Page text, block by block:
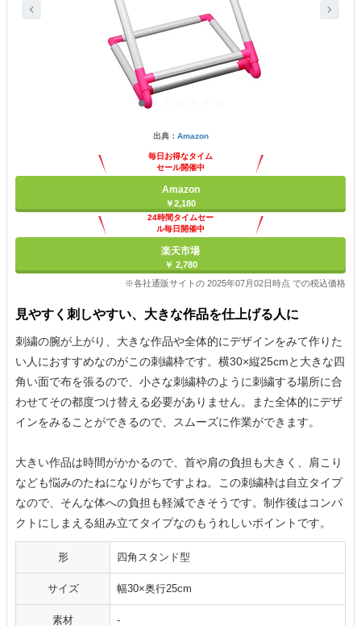
出典： Amazon
毎日お得なタイム
セール開催中
Amazon
￥2,180
24時間タイムセー
ル毎日開催中
楽天市場
￥ 2,780
※各社通販サイトの 2025年07月02日時点 での税込価格
見やすく刺しやすい、大きな作品を仕上げる人に
刺繍の腕が上がり、大きな作品や全体的にデザインをみて作りた
い人におすすめなのがこの刺繍枠です。横30×縦25cmと大きな四
角い面で布を張るので、小さな刺繍枠のように刺繍する場所に合
わせてその都度つけ替える必要がありません。また全体的にデザ
インをみることができるので、スムーズに作業ができます。
大きい作品は時間がかかるので、首や肩の負担も大きく、肩こり
なども悩みのたねになりがちですよね。この刺繍枠は自立タイプ
なので、そんな体への負担も軽減できそうです。制作後はコンパ
クトにしまえる組み立てタイプなのもうれしいポイントです。
形 四角スタンド型
サイズ 幅30×奥行25cm
素材 -